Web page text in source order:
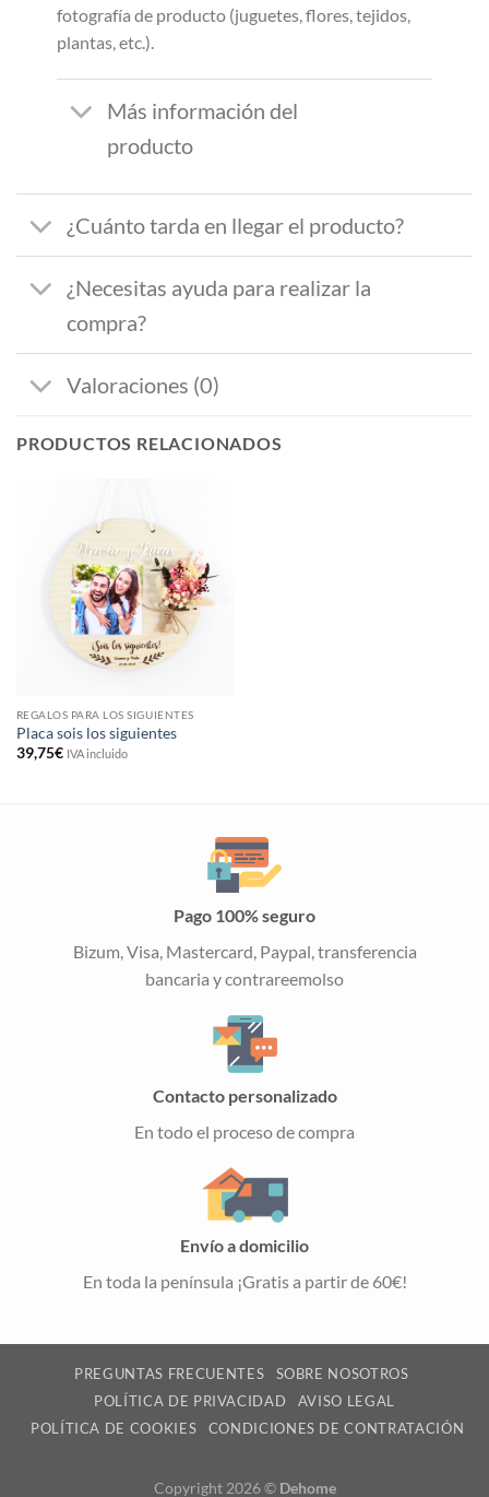
fotografía de producto (juguetes, flores, tejidos,
plantas, etc.).
Más información del
producto
¿Cuánto tarda en llegar el producto?
¿Necesitas ayuda para realizar la
compra?
Valoraciones (0)
PRODUCTOS RELACIONADOS
REGALOS PARA LOS SIGUIENTES
Placa sois los siguientes
39,75€ IVA incluido
Pago 100% seguro
Bizum, Visa, Mastercard, Paypal, transferencia
bancaria y contrareemolso
Contacto personalizado
En todo el proceso de compra
Envío a domicilio
En toda la península ¡Gratis a partir de 60€!
PREGUNTAS FRECUENTES
SOBRE NOSOTROS
POLÍTICA DE PRIVACIDAD
AVISO LEGAL
POLÍTICA DE COOKIES
CONDICIONES DE CONTRATACIÓN
Copyright 2026 © Dehome